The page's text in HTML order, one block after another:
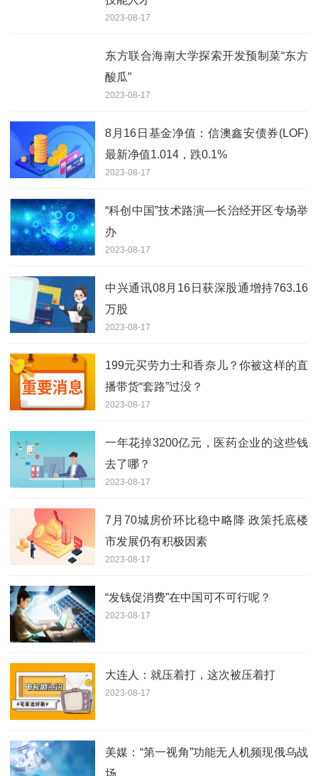
2023-08-17
东方联合海南大学探索开发预制菜“东方
酸瓜”
2023-08-17
8月16日基金净值：信澳鑫安债券(LOF)
最新净值1.014，跌0.1%
2023-08-17
“科创中国”技术路演—长治经开区专场举
办
2023-08-17
中兴通讯08月16日获深股通增持763.16
万股
2023-08-17
199元买劳力士和香奈儿？你被这样的直
播带货“套路”过没？
2023-08-17
一年花掉3200亿元，医药企业的这些钱
去了哪？
2023-08-17
7月70城房价环比稳中略降 政策托底楼
市发展仍有积极因素
2023-08-17
“发钱促消费”在中国可不可行呢？
2023-08-17
大连人：就压着打，这次被压着打
2023-08-17
美媒：“第一视角”功能无人机频现俄乌战